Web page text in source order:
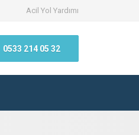
Acil Yol Yardımı
0533 214 05 32